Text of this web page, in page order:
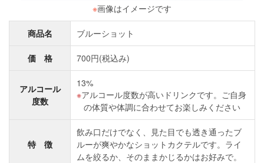
※画像はイメージです
商品名 ブルーショット
価 格 700円(税込み)
アルコール
度数
13%
アルコール度数が高いドリンクです。ご自身
の体質や体調に合わせてお楽しみください
特 徴
飲み口だけでなく、見た目でも透き通ったブ
ルーが爽やかなショットカクテルです。ライ
ムを絞るか、そのままかじるかはお好みで。